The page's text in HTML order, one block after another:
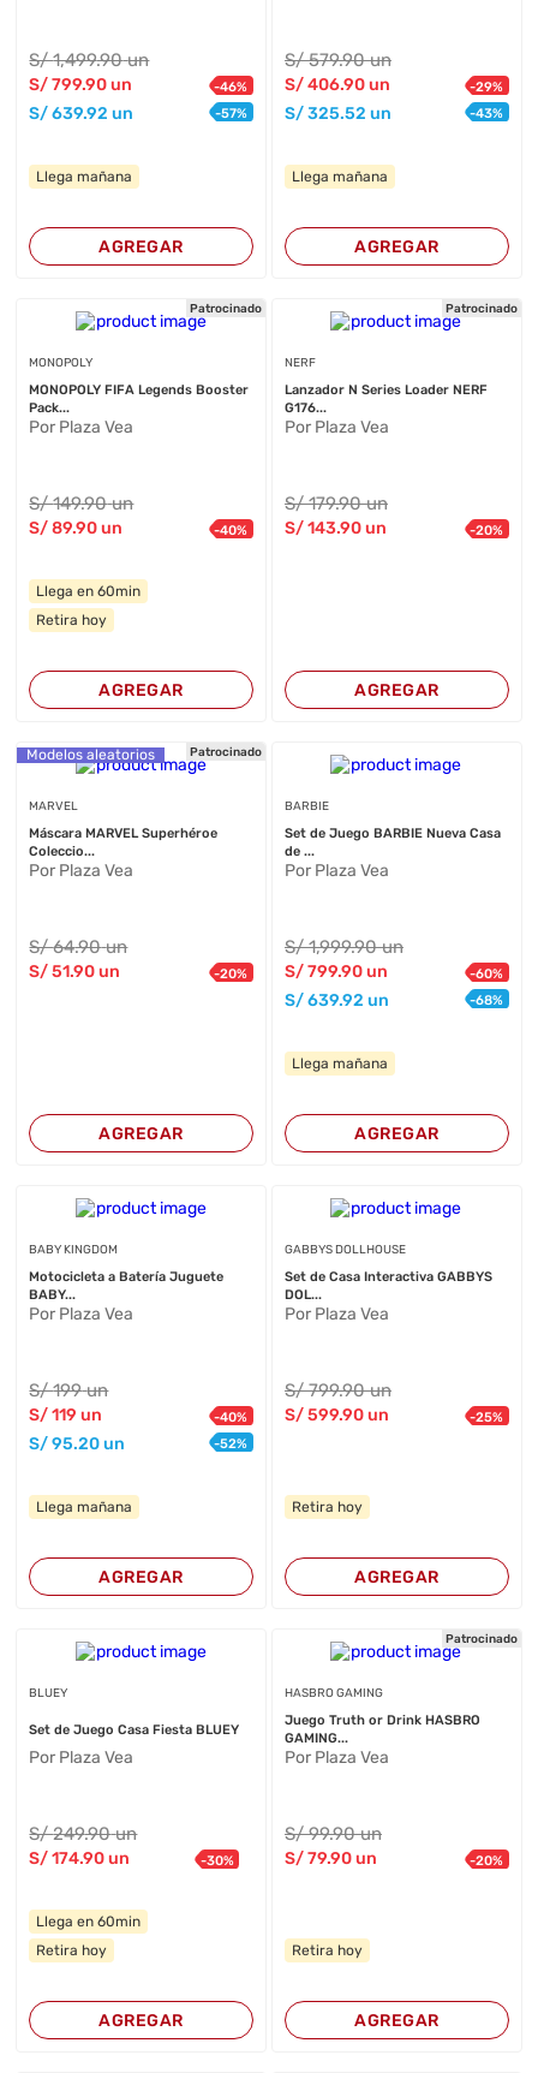
S/1,499.90 un
S/799.90 un -46%
S/639.92 un -57%
Llega mañana
AGREGAR
S/579.90 un
S/406.90un -29%
S/325.52 un -43%
Llega mañana
AGREGAR
Patrocinado
MONOPOLY
MONOPOLY FIFA Legends Booster
Pack...
Por Plaza Vea
S/149.90 un
S/89.90 un -40%
Llega en 60min
Retira hoy
AGREGAR
Patrocinado
NERF
Lanzador N Series Loader NERF
G176...
Por Plaza Vea
S/179.90 un
S/143.90un -20%
AGREGAR
Patrocinado
Modelos aleatorios
MARVEL
Máscara MARVEL Superhéroe
Coleccio...
Por Plaza Vea
S/64.90 un
S/51.90 un -20%
AGREGAR
BARBIE
Set de Juego BARBIE Nueva Casa
de ...
Por Plaza Vea
S/1,999.90 un
S/799.90un -60%
S/639.92 un -68%
Llega mañana
AGREGAR
BABY KINGDOM
Motocicleta a Batería Juguete
BABY...
Por Plaza Vea
S/199 un
S/119 un -40%
S/95.20 un -52%
Llega mañana
AGREGAR
GABBYS DOLLHOUSE
Set de Casa Interactiva GABBYS
DOL...
Por Plaza Vea
S/799.90 un
S/599.90un -25%
Retira hoy
AGREGAR
BLUEY
Set de Juego Casa Fiesta BLUEY
Por Plaza Vea
S/249.90 un
S/174.90 un -30%
Llega en 60min
Retira hoy
AGREGAR
Patrocinado
HASBRO GAMING
Juego Truth or Drink HASBRO
GAMING...
Por Plaza Vea
S/99.90 un
S/79.90un -20%
Retira hoy
AGREGAR